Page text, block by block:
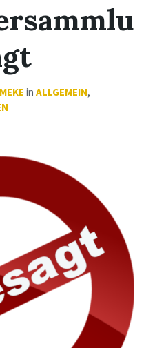
in ALLGEMEIN,